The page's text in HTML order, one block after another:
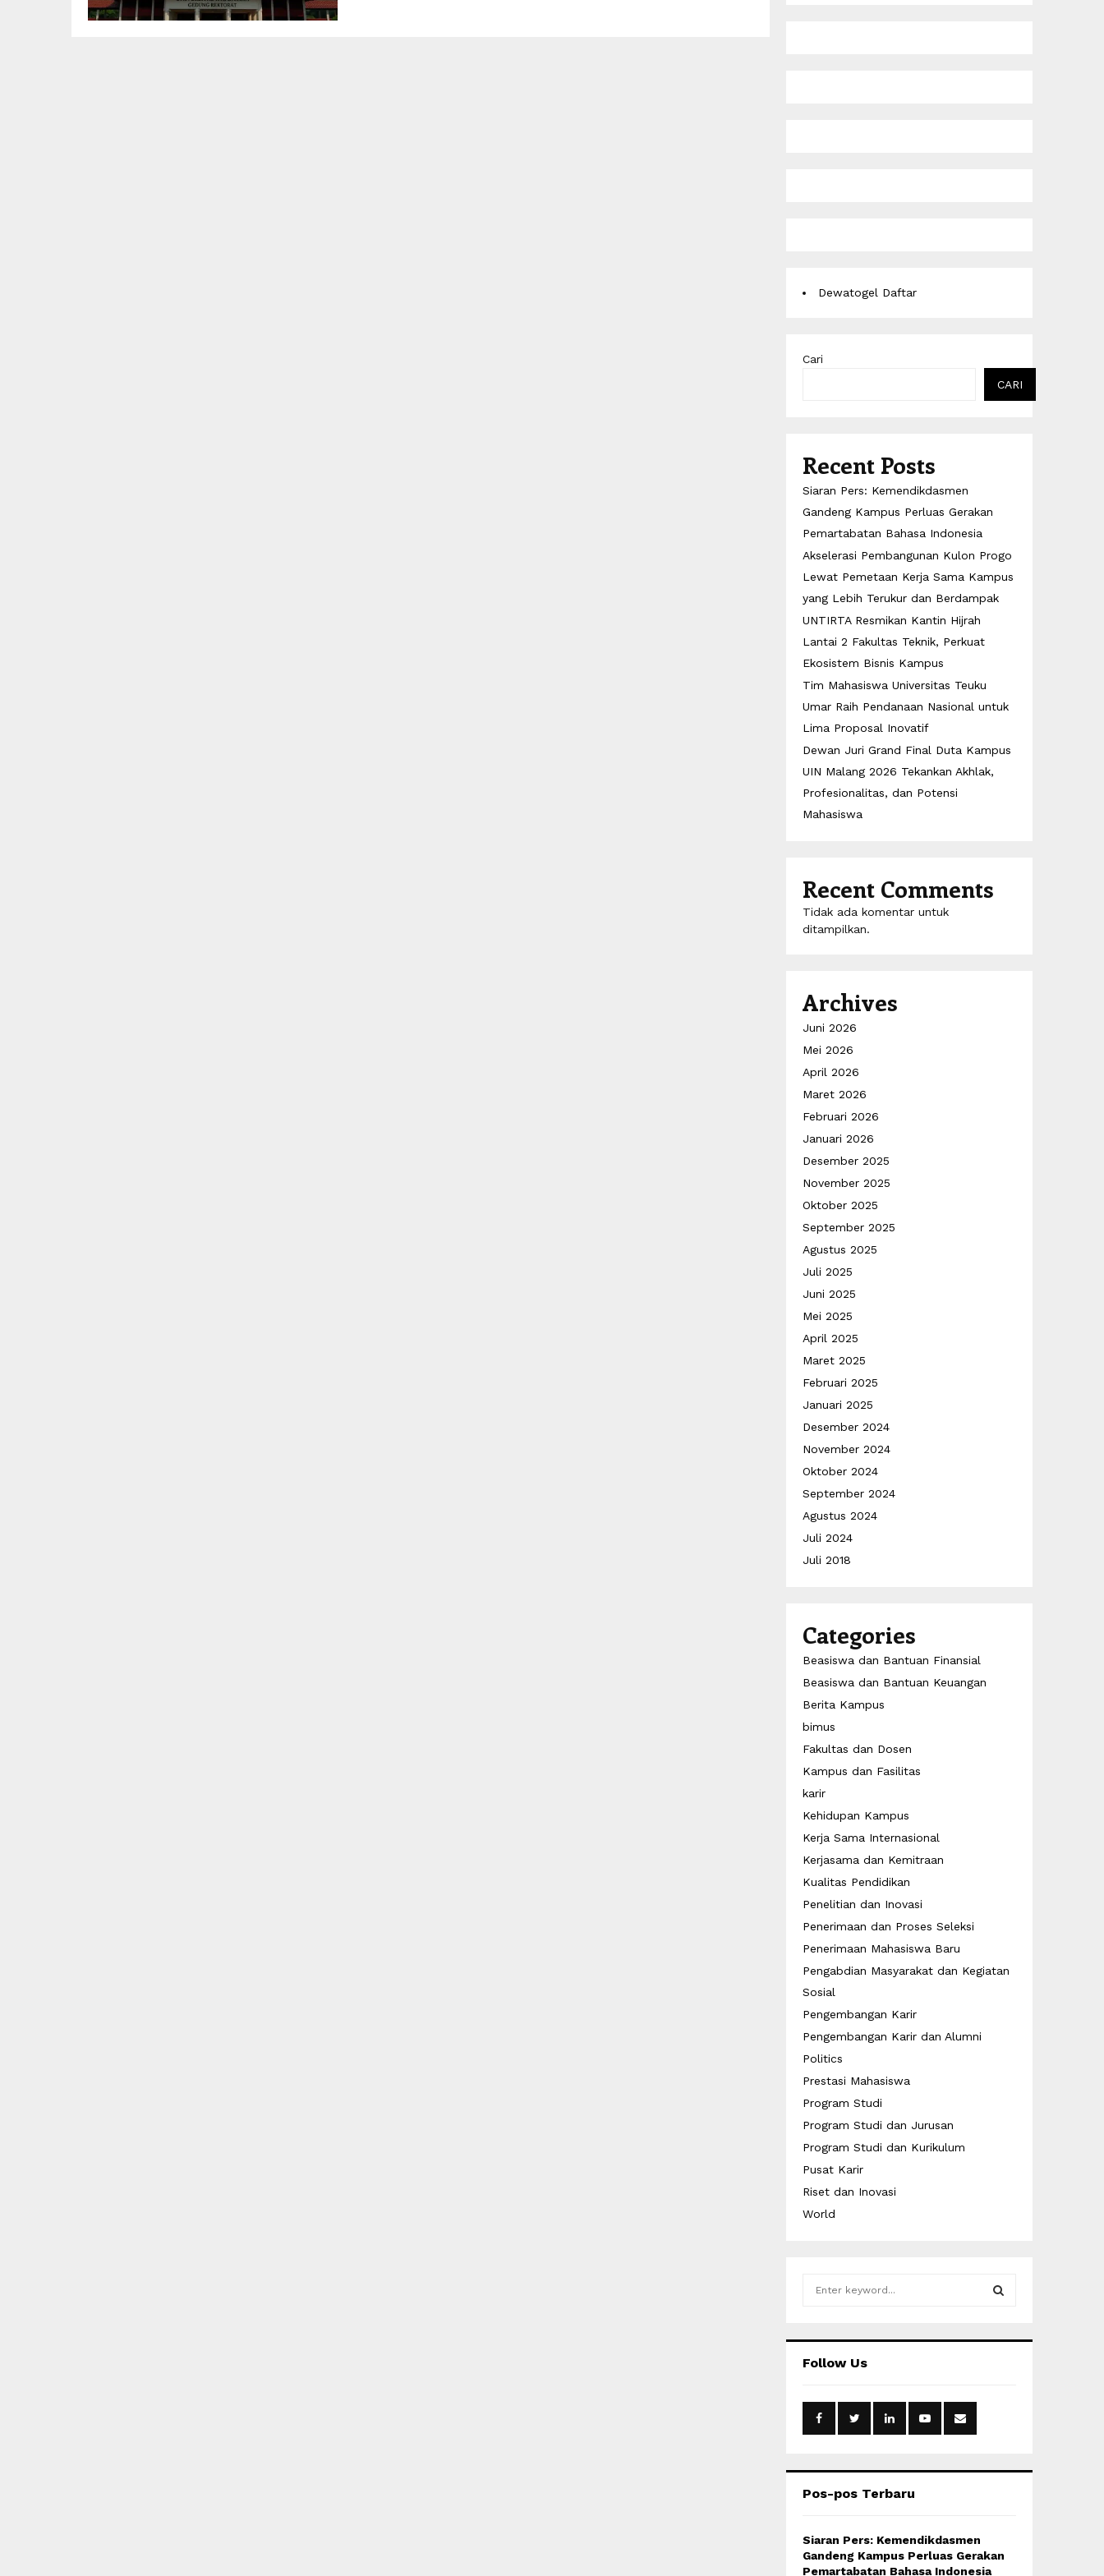
Dewatogel Daftar
Cari
CARI
Recent Posts
Siaran Pers: Kemendikdasmen
Gandeng Kampus Perluas Gerakan
Pemartabatan Bahasa Indonesia
Akselerasi Pembangunan Kulon Progo
Lewat Pemetaan Kerja Sama Kampus
yang Lebih Terukur dan Berdampak
UNTIRTA Resmikan Kantin Hijrah
Lantai 2 Fakultas Teknik, Perkuat
Ekosistem Bisnis Kampus
Tim Mahasiswa Universitas Teuku
Umar Raih Pendanaan Nasional untuk
Lima Proposal Inovatif
Dewan Juri Grand Final Duta Kampus
UIN Malang 2026 Tekankan Akhlak,
Profesionalitas, dan Potensi
Mahasiswa
Recent Comments
Tidak ada komentar untuk
ditampilkan.
Archives
Juni 2026
Mei 2026
April 2026
Maret 2026
Februari 2026
Januari 2026
Desember 2025
November 2025
Oktober 2025
September 2025
Agustus 2025
Juli 2025
Juni 2025
Mei 2025
April 2025
Maret 2025
Februari 2025
Januari 2025
Desember 2024
November 2024
Oktober 2024
September 2024
Agustus 2024
Juli 2024
Juli 2018
Categories
Beasiswa dan Bantuan Finansial
Beasiswa dan Bantuan Keuangan
Berita Kampus
bimus
Fakultas dan Dosen
Kampus dan Fasilitas
karir
Kehidupan Kampus
Kerja Sama Internasional
Kerjasama dan Kemitraan
Kualitas Pendidikan
Penelitian dan Inovasi
Penerimaan dan Proses Seleksi
Penerimaan Mahasiswa Baru
Pengabdian Masyarakat dan Kegiatan
Sosial
Pengembangan Karir
Pengembangan Karir dan Alumni
Politics
Prestasi Mahasiswa
Program Studi
Program Studi dan Jurusan
Program Studi dan Kurikulum
Pusat Karir
Riset dan Inovasi
World
h
o
:
Follow Us
Pos-pos Terbaru
Siaran Pers: Kemendikdasmen
Gandeng Kampus Perluas Gerakan
Pemartabatan Bahasa Indonesia